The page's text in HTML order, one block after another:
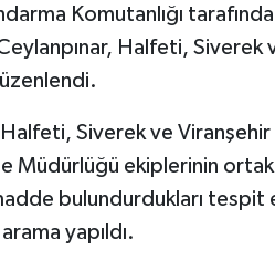
Komutanlığı
Halfeti,
Siverek ve Viranşehir
Müdürlüğü ekiplerinin
bulundurdukları tespit
yapıldı.